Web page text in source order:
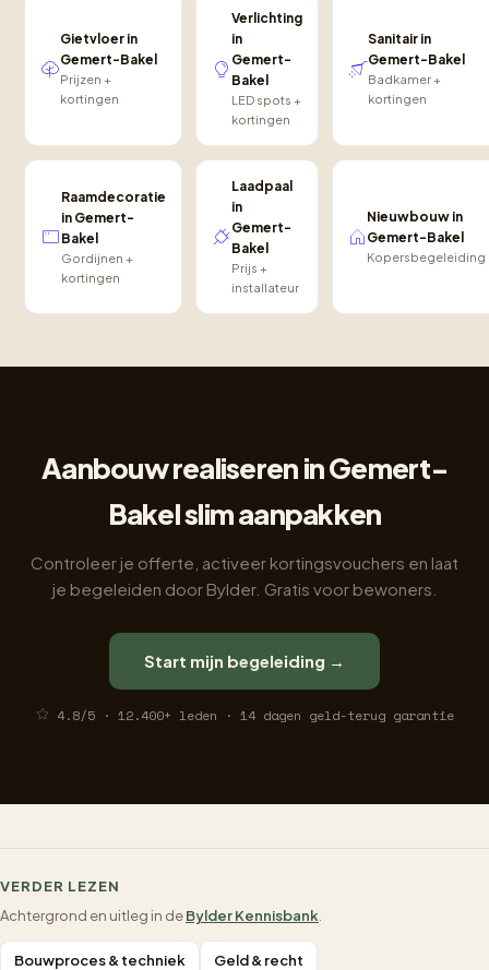
Gietvloer in
Gemert-Bakel
Prijzen +
kortingen
Verlichting
in
Gemert-
Bakel
LED spots +
kortingen
Sanitair in
Gemert-Bakel
Badkamer +
kortingen
Raamdecoratie
in Gemert-
Bakel
Gordijnen +
kortingen
Laadpaal
in
Gemert-
Bakel
Prijs +
installateur
Nieuwbouw in
Gemert-Bakel
Kopersbegeleiding
Aanbouw realiseren in Gemert-
Bakel slim aanpakken
Controleer je offerte, activeer kortingsvouchers en laat
je begeleiden door Bylder. Gratis voor bewoners.
Start mijn begeleiding →
4.8/5 · 12.400+ leden · 14 dagen geld-terug garantie
VERDER LEZEN
Achtergrond en uitleg in deBylder Kennisbank
Bouwproces & techniek Geld & recht